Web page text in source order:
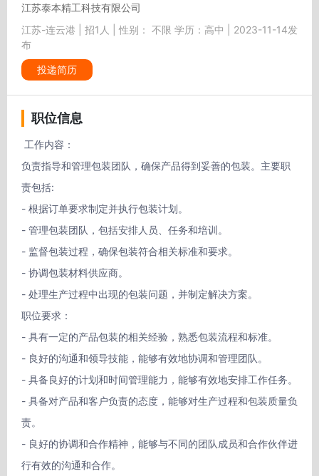
江苏泰本精工科技有限公司
江苏-连云港 | 招1人 | 性别： 不限 学历：高中 | 2023-11-14发
布
投递简历
职位信息
负责指导和管理包装团队，确保产品得到妥善的包装。主要职
责包括:
- 根据订单要求制定并执行包装计划。
- 管理包装团队，包括安排人员、任务和培训。
- 监督包装过程，确保包装符合相关标准和要求。
- 协调包装材料供应商。
- 处理生产过程中出现的包装问题，并制定解决方案。
职位要求：
- 具有一定的产品包装的相关经验，熟悉包装流程和标准。
- 良好的沟通和领导技能，能够有效地协调和管理团队。
- 具备良好的计划和时间管理能力，能够有效地安排工作任务。
- 具备对产品和客户负责的态度，能够对生产过程和包装质量负
责。
- 良好的协调和合作精神，能够与不同的团队成员和合作伙伴进
行有效的沟通和合作。